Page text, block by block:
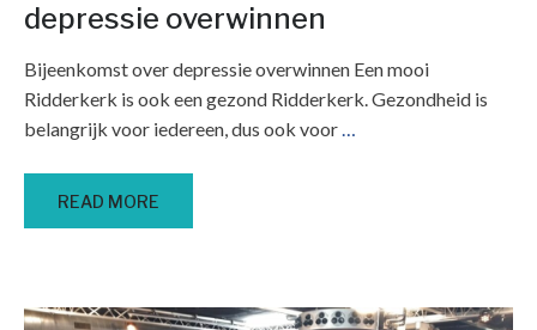
depressie overwinnen
Bijeenkomst over depressie overwinnen Een mooi
Ridderkerk is ook een gezond Ridderkerk. Gezondheid is
belangrijk voor iedereen, dus ook voor…
READ MORE